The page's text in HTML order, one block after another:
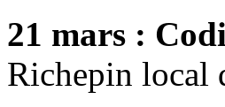
21 mars :
Richepin local